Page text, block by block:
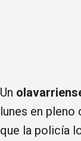
Un
lunes en pleno
que la policía